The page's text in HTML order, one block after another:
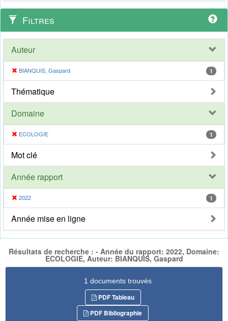
Filtres
Auteur
BIANQUIS, Gaspard 1
Thématique
Domaine
ECOLOGIE 1
Mot clé
Année rapport
2022 1
Année mise en ligne
Résultats de recherche : - Année du rapport: 2022, Domaine:
ECOLOGIE, Auteur: BIANQUIS, Gaspard
1 documents trouvés
PDF Tableau
PDF Bibliographie